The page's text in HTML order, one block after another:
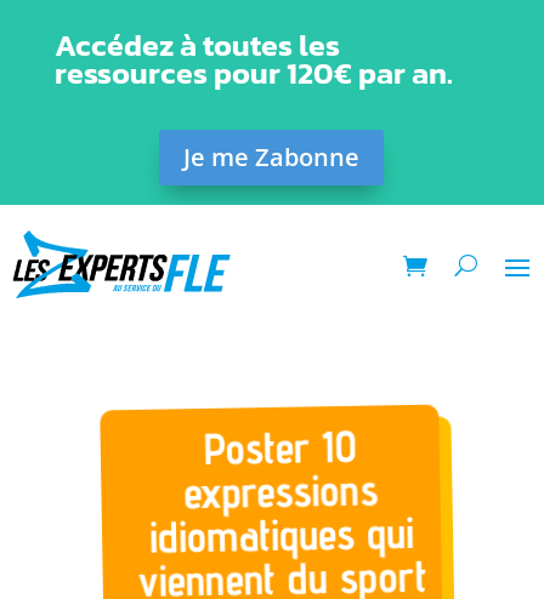
Accédez à toutes les
ressources pour 120€ par an.
Je me Zabonne
Poster 10
expressions
idiomatiques qui
viennent du sport